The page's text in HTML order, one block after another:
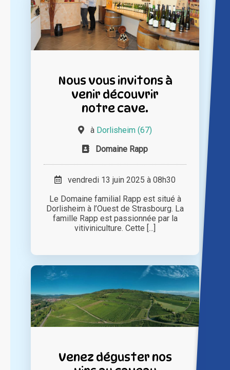
Nous vous invitons à
venir découvrir
notre cave.
à Dorlisheim (67)
Domaine Rapp
vendredi 13 juin 2025 à 08h30
Le Domaine familial Rapp est situé à
Dorlisheim à l’Ouest de Strasbourg. La
famille Rapp est passionnée par la
vitiviniculture. Cette [...]
Venez déguster nos